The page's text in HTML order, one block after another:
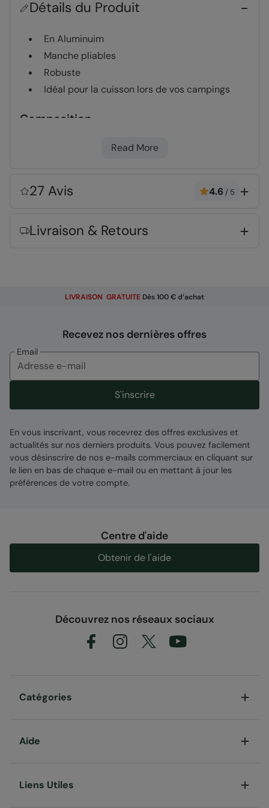
Détails du Produit
En Aluminuim
Manche pliables
Robuste
Idéal pour la cuisson lors de vos campings
Composition
Error loading composition data
Mountain Warehouse Polska Spółka z Ograniczoną
021806
Read More
27 Avis 4.6 / 5
Livraison & Retours
LIVRAISON GRATUITE Dès 100 € d’achat
Recevez nos dernières offres
Email
S'inscrire
En vous inscrivant, vous recevrez des offres exclusives et
actualités sur nos derniers produits. Vous pouvez facilement
vous désinscrire de nos e-mails commerciaux en cliquant sur
le lien en bas de chaque e-mail ou en mettant à jour les
préférences de votre compte.
Centre d'aide
Obtenir de l'aide
Découvrez nos réseaux sociaux
Catégories
Aide
Liens Utiles